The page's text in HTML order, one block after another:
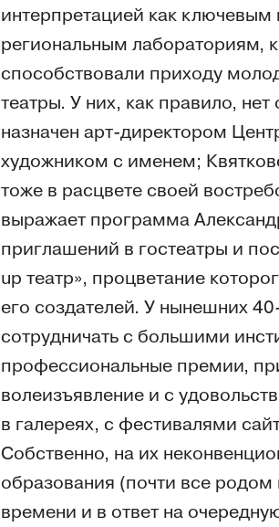
интерпретацией как
региональным лабораториям,
способствовали приходу
театры. У них, как правило,
назначен арт-директором
художником с именем;
тоже в расцвете своей
выражает программа
приглашений в гостеатры и
up театр», процветание
его создателей. У нынешних
сотрудничать с большими
профессиональные премии,
волеизъявление и с
в галереях, с фестивалями
Собственно, на их
образования (почти все
времени и в ответ на